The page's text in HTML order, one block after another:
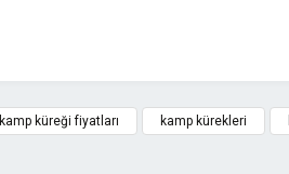
kamp küreği fiyatları kamp kürekleri